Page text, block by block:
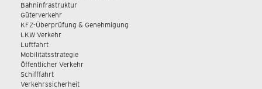
Bahninfrastruktur
Güterverkehr
KFZ-Überprüfung & Genehmigung
LKW Verkehr
Luftfahrt
Mobilitätsstrategie
Öffentlicher Verkehr
Schifffahrt
Verkehrssicherheit